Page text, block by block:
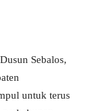
Sebalos,
untuk terus